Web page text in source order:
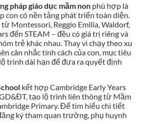
pháp giáo dục mầm non phù hợp là
con có nền tảng phát triển toàn diện.
Montessori, Reggio Emilia, Waldorf,
đến STEAM – đều có giá trị riêng và
trẻ khác nhau. Thay vì chạy theo xu
cân nhắc tính cách của con, mục tiêu
trình dài hạn để đưa ra quyết định
kết hợp Cambridge Early Years
tạo lộ trình liên thông từ Mầm
Primary. Để tìm hiểu chi tiết
ký tham quan trường, phụ huynh